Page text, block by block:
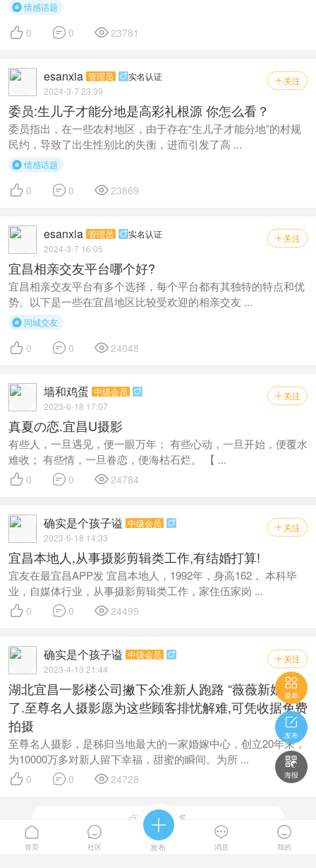
情感话题
 0  0 23781
 关注
esanxia 管理员 实名认证
2024-3-7 23:39
委员:生儿子才能分地是高彩礼根源 你怎么看？
委员指出，在一些农村地区，由于存在“生儿子才能分地”的村规
民约，导致了出生性别比的失衡，进而引发了高 ...
情感话题
 0  0 23869
 关注
esanxia 管理员 实名认证
2024-3-7 16:05
宜昌相亲交友平台哪个好?
宜昌相亲交友平台有多个选择，每个平台都有其独特的特点和优
势。以下是一些在宜昌地区比较受欢迎的相亲交友 ...
 同城交友
 0  0 24048
 关注
墙和鸡蛋 中级会员 
2023-6-18 17:07
真夏の恋.宜昌U摄影
有些人，一旦遇见，便一眼万年； 有些心动，一旦开始，便覆水
难收； 有些情，一旦眷恋，便海枯石烂。 【 ...
 0  0 24784
 关注
确实是个孩子谥 中级会员 
2023-6-18 14:33
宜昌本地人,从事摄影剪辑类工作,有结婚打算!
宜友在最宜昌APP发 宜昌本地人，1992年，身高162， 本科毕
业，自媒体行业，从事摄影剪辑类工作，家住伍家岗 ...
 0  0 24499
 关注
确实是个孩子谥 中级会员 
2023-4-13 21:44
湖北宜昌一影楼公司撇下众准新人跑路 “薇薇新娘”跑
了.至尊名人摄影愿为这些顾客排忧解难,可凭收据免费
拍摄
至尊名人摄影，是秭归当地最大的一家婚嫁中心，创立20年来，
为10000万多对新人留下幸福，甜蜜的瞬间。为所 ...
 0  0 24728
点击加载更多

菜单

发布

海报

首页

社区

发布

消息

我的